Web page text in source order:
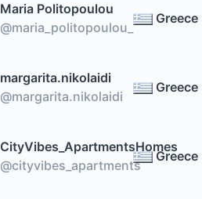
Maria Politopoulou
@maria_politopoulou_
Greece
margarita.nikolaidi
@margarita.nikolaidi
Greece
CityVibes_ApartmentsHomes
@cityvibes_apartments
Greece